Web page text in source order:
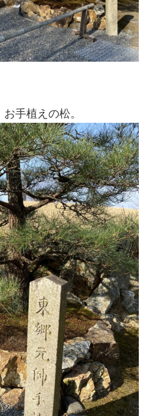
手植えの松。